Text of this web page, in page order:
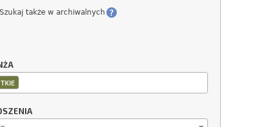
Szukaj także w archiwalnych